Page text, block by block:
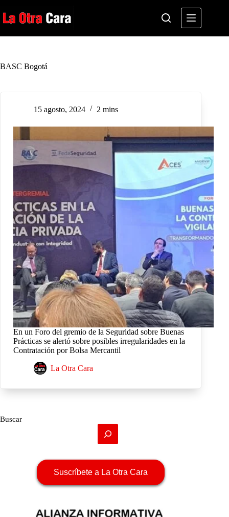
al
contenido
BASC Bogotá
15 agosto, 2024 2 mins
En un Foro del gremio de la Seguridad sobre Buenas
Prácticas se alertó sobre posibles irregularidades en la
Contratación por Bolsa Mercantil
La Otra Cara
Buscar
Suscríbete a La Otra Cara